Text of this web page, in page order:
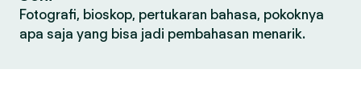
Fotografi, bioskop, pertukaran bahasa, pokoknya
apa saja yang bisa jadi pembahasan menarik.